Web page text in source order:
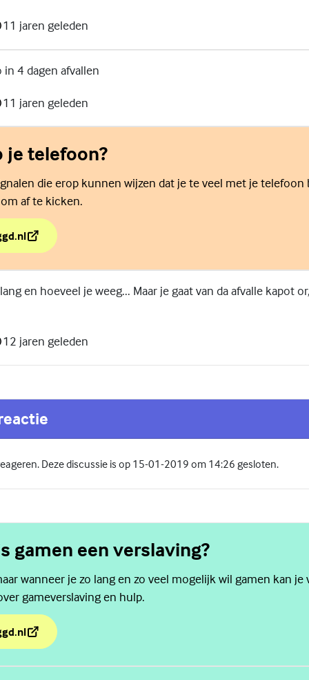
11 jaren geleden
in 4 dagen afvallen
11 jaren geleden
je telefoon?
die erop kunnen wijzen dat je te veel met je telefoon
af te kicken.
je telefoon?
en hoeveel je weeg... Maar je gaat van da afvalle kapot
12 jaren geleden
Deze discussie is op 15-01-2019 om 14:26 gesloten.
gamen een verslaving?
wanneer je zo lang en zo veel mogelijk wil gamen kan je
gameverslaving en hulp.
gamen een verslaving?